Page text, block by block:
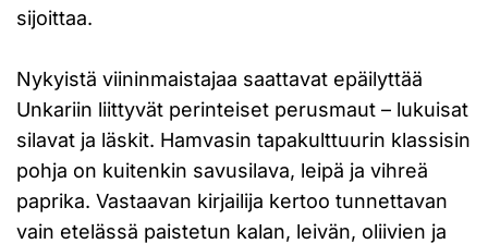
sijoittaa.
Nykyistä viininmaistajaa saattavat epäilyttää
Unkariin liittyvät perinteiset perusmaut – lukuisat
silavat ja läskit. Hamvasin tapakulttuurin klassisin
pohja on kuitenkin savusilava, leipä ja vihreä
paprika. Vastaavan kirjailija kertoo tunnettavan
vain etelässä paistetun kalan, leivän, oliivien ja